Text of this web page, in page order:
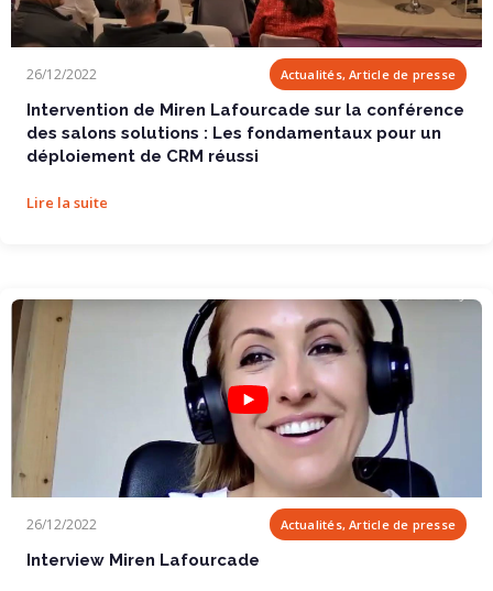
26/12/2022 Actualités, Article de presse
Intervention de Miren Lafourcade sur la conférence
des salons solutions : Les fondamentaux pour un
déploiement de CRM réussi
Lire la suite
26/12/2022 Actualités, Article de presse
Interview Miren Lafourcade